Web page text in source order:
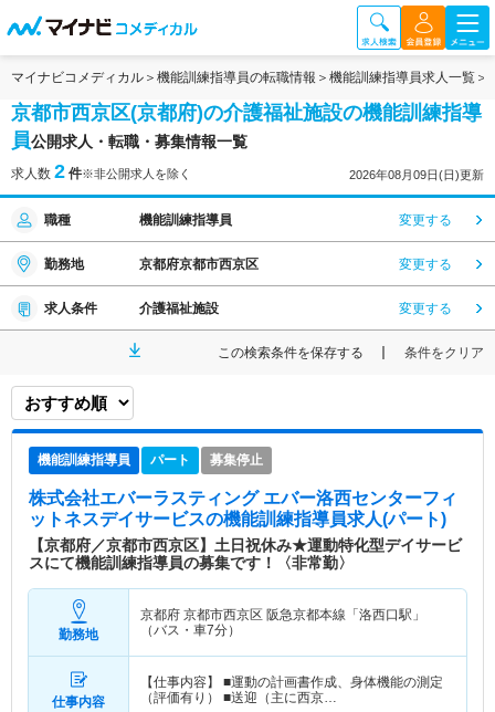
マイナビコメディカル 機能訓練指導員の転職情報 機能訓練指導員求人一覧
京都市西京区(京都府)の介護福祉施設の機能訓練指導
員公開求人・転職・募集情報一覧
求人数 2 件※非公開求人を除く 2026年08月09日(日)更新
職種 機能訓練指導員 変更する
勤務地 京都府京都市西京区 変更する
求人条件 介護福祉施設 変更する
この検索条件を保存する 条件をクリア
機能訓練指導員 パート 募集停止
株式会社エバーラスティング エバー洛西センターフィ
ットネスデイサービスの機能訓練指導員求人(パート)
【京都府／京都市西京区】土日祝休み★運動特化型デイサービ
スにて機能訓練指導員の募集です！〈非常勤〉
勤務地
京都府 京都市西京区 阪急京都本線「洛西口駅」
（バス・車7分）
仕事内容
【仕事内容】 ■運動の計画書作成、身体機能の測定
（評価有り） ■送迎（主に西京…